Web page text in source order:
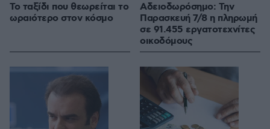
Το ταξίδι που θεωρείται το
ωραιότερο στον κόσμο
Αδειοδωρόσημο: Την
Παρασκευή 7/8 η πληρωμή
σε 91.455 εργατοτεχνίτες
οικοδόμους